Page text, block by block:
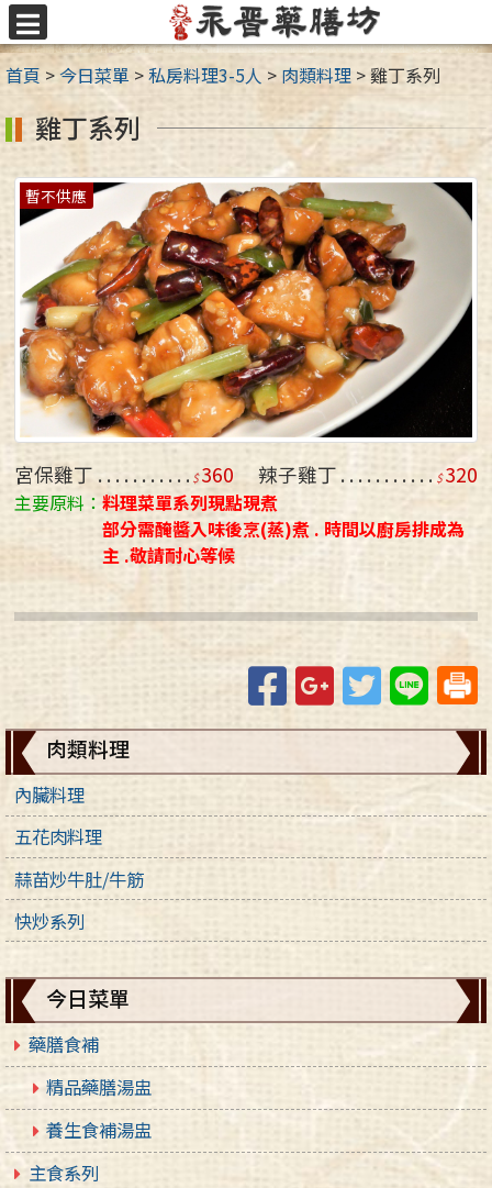
跳
至
主
要
內
容
首頁 >今日菜單 >私房料理3-5人 > 肉類料理 >雞丁系列
肉類料理
內臟料理
五花肉料理
蒜苗炒牛肚/牛筋
快炒系列
今日菜單
藥膳食補
精品藥膳湯盅
養生食補湯盅
主食系列
雞丁系列
暫不供應
宮保雞丁 360 辣子雞丁 320
主要原料： 料理菜單系列現點現煮
部分需醃醬入味後烹(蒸)煮 . 時間以廚房排成為
主 .敬請耐心等候
FacebookGoogle+TwitterLine
選
單